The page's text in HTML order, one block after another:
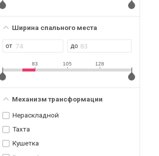
Ширина спального места
83 105 128
Механизм трансформации
Нераскладной
Тахта
Кушетка